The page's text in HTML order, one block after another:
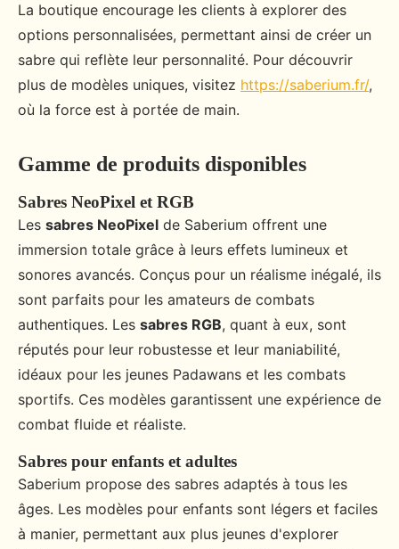
La boutique encourage les clients à explorer des
options personnalisées, permettant ainsi de créer un
sabre qui reflète leur personnalité. Pour découvrir
plus de modèles uniques, visitez https://saberium.fr/,
où la force est à portée de main.
Gamme de produits disponibles
Sabres NeoPixel et RGB
Les sabres NeoPixel de Saberium offrent une
immersion totale grâce à leurs effets lumineux et
sonores avancés. Conçus pour un réalisme inégalé, ils
sont parfaits pour les amateurs de combats
authentiques. Les sabres RGB, quant à eux, sont
réputés pour leur robustesse et leur maniabilité,
idéaux pour les jeunes Padawans et les combats
sportifs. Ces modèles garantissent une expérience de
combat fluide et réaliste.
Sabres pour enfants et adultes
Saberium propose des sabres adaptés à tous les
âges. Les modèles pour enfants sont légers et faciles
à manier, permettant aux plus jeunes d'explorer